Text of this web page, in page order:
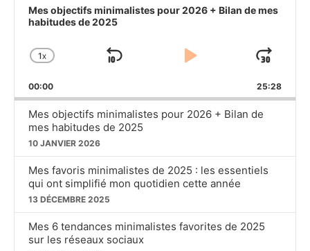
Mes objectifs minimalistes pour 2026 + Bilan de mes
habitudes de 2025
CHANGE
RATE
1X
SKIP
PLAY
PAUSE
00:00 25:28
Mes objectifs minimalistes pour 2026 + Bilan de
mes habitudes de 2025
10 JANVIER 2026
Mes favoris minimalistes de 2025 : les essentiels
qui ont simplifié mon quotidien cette année
13 DÉCEMBRE 2025
Mes 6 tendances minimalistes favorites de 2025
sur les réseaux sociaux